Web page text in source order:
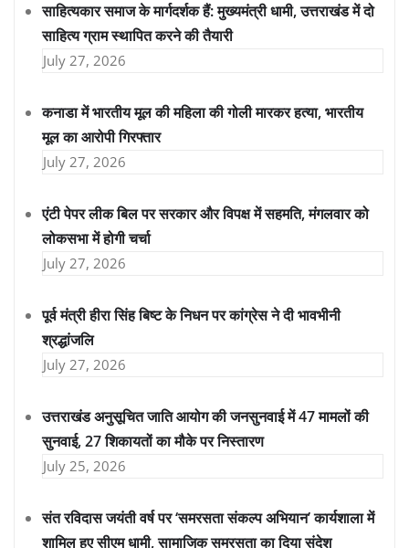
साहित्यकार समाज के मार्गदर्शक हैं: मुख्यमंत्री धामी, उत्तराखंड में दो
साहित्य ग्राम स्थापित करने की तैयारी
July 27, 2026
कनाडा में भारतीय मूल की महिला की गोली मारकर हत्या, भारतीय
मूल का आरोपी गिरफ्तार
July 27, 2026
एंटी पेपर लीक बिल पर सरकार और विपक्ष में सहमति, मंगलवार को
लोकसभा में होगी चर्चा
July 27, 2026
पूर्व मंत्री हीरा सिंह बिष्ट के निधन पर कांग्रेस ने दी भावभीनी
श्रद्धांजलि
July 27, 2026
उत्तराखंड अनुसूचित जाति आयोग की जनसुनवाई में 47 मामलों की
सुनवाई, 27 शिकायतों का मौके पर निस्तारण
July 25, 2026
संत रविदास जयंती वर्ष पर ‘समरसता संकल्प अभियान’ कार्यशाला में
शामिल हुए सीएम धामी, सामाजिक समरसता का दिया संदेश